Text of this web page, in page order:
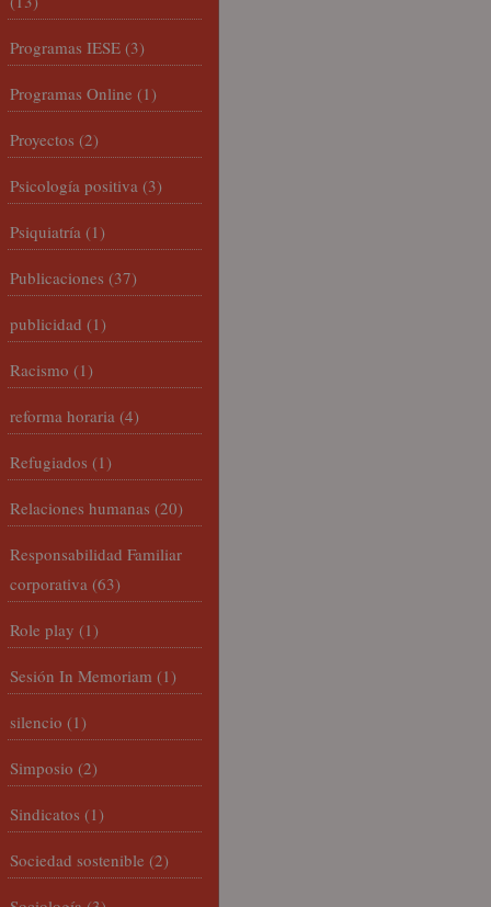
Programas IESE (3)
Programas Online (1)
Proyectos (2)
Psicología positiva (3)
Psiquiatría (1)
Publicaciones (37)
publicidad (1)
Racismo (1)
reforma horaria (4)
Refugiados (1)
Relaciones humanas (20)
Responsabilidad Familiar
corporativa (63)
Role play (1)
Sesión In Memoriam (1)
silencio (1)
Simposio (2)
Sindicatos (1)
Sociedad sostenible (2)